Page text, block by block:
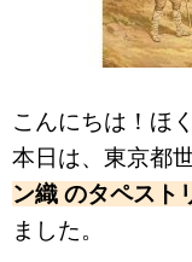
こんにちは！ほ
本日は、東京都
ン織 のタペスト
ました。